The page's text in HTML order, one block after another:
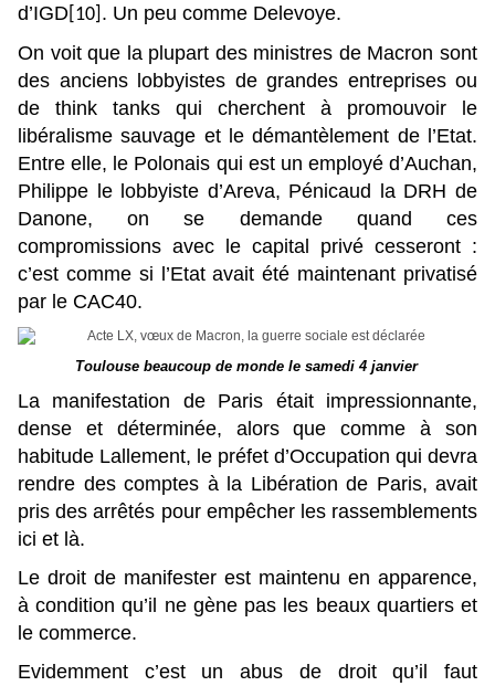
d’IGD [10] . Un peu comme Delevoye.
On voit que la plupart des ministres de Macron sont
des anciens lobbyistes de grandes entreprises ou
de think tanks qui cherchent à promouvoir le
libéralisme sauvage et le démantèlement de l’Etat.
Entre elle, le Polonais qui est un employé d’Auchan,
Philippe le lobbyiste d’Areva, Pénicaud la DRH de
Danone, on se demande quand ces
compromissions avec le capital privé cesseront :
c’est comme si l’Etat avait été maintenant privatisé
par le CAC40.
Toulouse beaucoup de monde le samedi 4 janvier
La manifestation de Paris était impressionnante,
dense et déterminée, alors que comme à son
habitude Lallement, le préfet d’Occupation qui devra
rendre des comptes à la Libération de Paris, avait
pris des arrêtés pour empêcher les rassemblements
ici et là.
Le droit de manifester est maintenu en apparence,
à condition qu’il ne gène pas les beaux quartiers et
le commerce.
Evidemment c’est un abus de droit qu’il faut